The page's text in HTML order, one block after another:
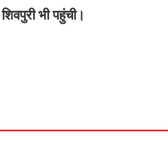
शिवपुरी भी पहुंची।